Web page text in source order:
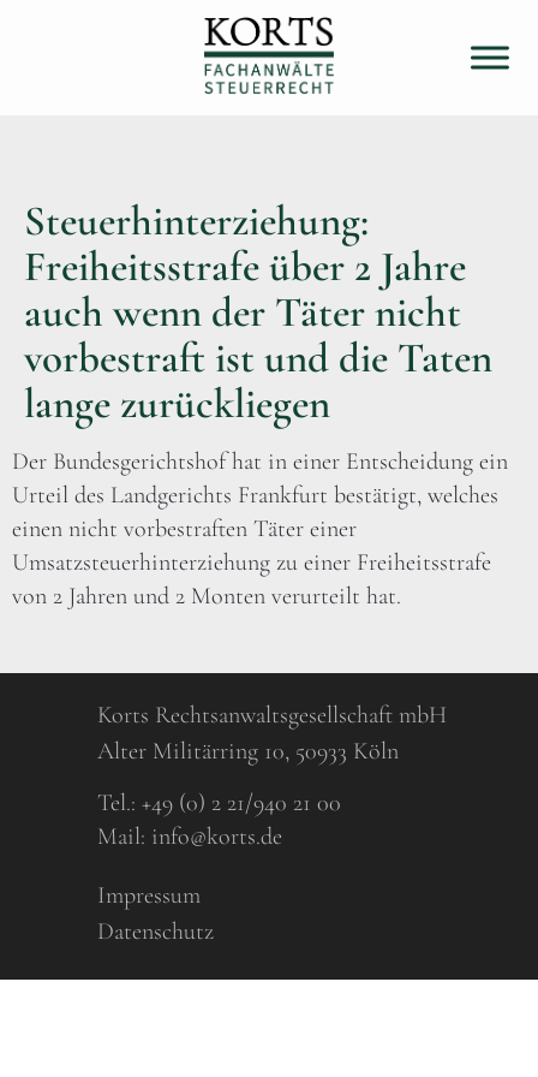
Steuerhinterziehung:
Freiheitsstrafe über 2 Jahre
auch wenn der Täter nicht
vorbestraft ist und die Taten
lange zurückliegen
Der Bundesgerichtshof hat in einer Entscheidung ein
Urteil des Landgerichts Frankfurt bestätigt, welches
einen nicht vorbestraften Täter einer
Umsatzsteuerhinterziehung zu einer Freiheitsstrafe
von 2 Jahren und 2 Monten verurteilt hat.
Korts Rechtsanwaltsgesellschaft mbH
Alter Militärring 10, 50933 Köln
Tel.: +49 (0) 2 21/940 21 00
Mail: info@korts.de
Impressum
Datenschutz